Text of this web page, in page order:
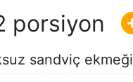
sandviç ekmeği